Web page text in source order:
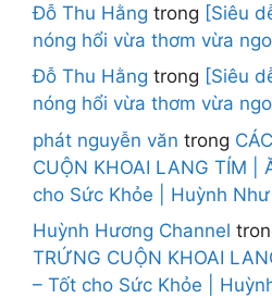
Đỗ Thu Hằng trong [Siêu
nóng hổi vừa thơm vừa
Đỗ Thu Hằng trong [Siêu
nóng hổi vừa thơm vừa
phát nguyễn văn trong
CUỘN KHOAI LANG TÍM |
cho Sức Khỏe | Huỳnh
Huỳnh Hương Channel
TRỨNG CUỘN KHOAI
– Tốt cho Sức Khỏe |